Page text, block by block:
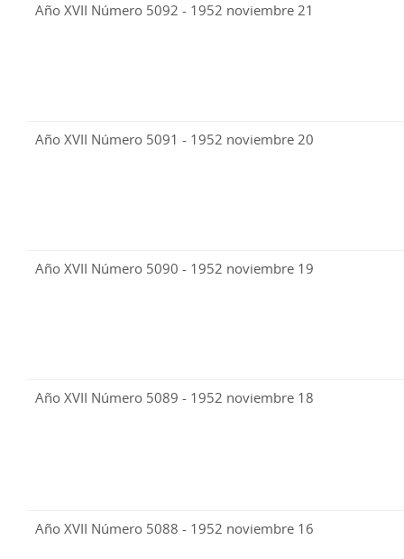
Año XVII Número 5092 - 1952 noviembre 21
Año XVII Número 5091 - 1952 noviembre 20
Año XVII Número 5090 - 1952 noviembre 19
Año XVII Número 5089 - 1952 noviembre 18
Año XVII Número 5088 - 1952 noviembre 16